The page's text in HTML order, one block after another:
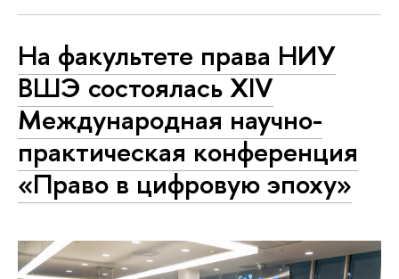
На факультете права НИУ
ВШЭ состоялась XIV
Международная научно-
практическая конференция
«Право в цифровую эпоху»